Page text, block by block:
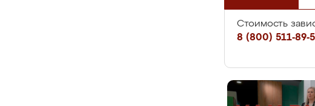
Стоимость
8 (800) 511-89-